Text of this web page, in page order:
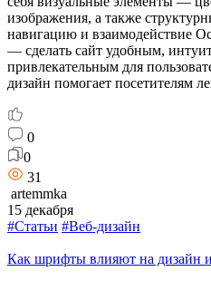
изображения, а также
навигацию и взаимодействие
— сделать сайт удобным,
привлекательным для
дизайн помогает посетителям
0
0
31
artemmka
15 декабря
#Статьи #Веб-дизайн
Как шрифты влияют на дизайн